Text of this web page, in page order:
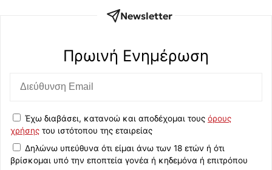
Newsletter
Πρωινή Eνημέρωση
Έχω διαβάσει, κατανοώ και αποδέχομαι τους όρους
χρήσης του ιστότοπου της εταιρείας
Δηλώνω υπεύθυνα ότι είμαι άνω των 18 ετών ή ότι
βρίσκομαι υπό την εποπτεία γονέα ή κηδεμόνα ή επιτρόπου